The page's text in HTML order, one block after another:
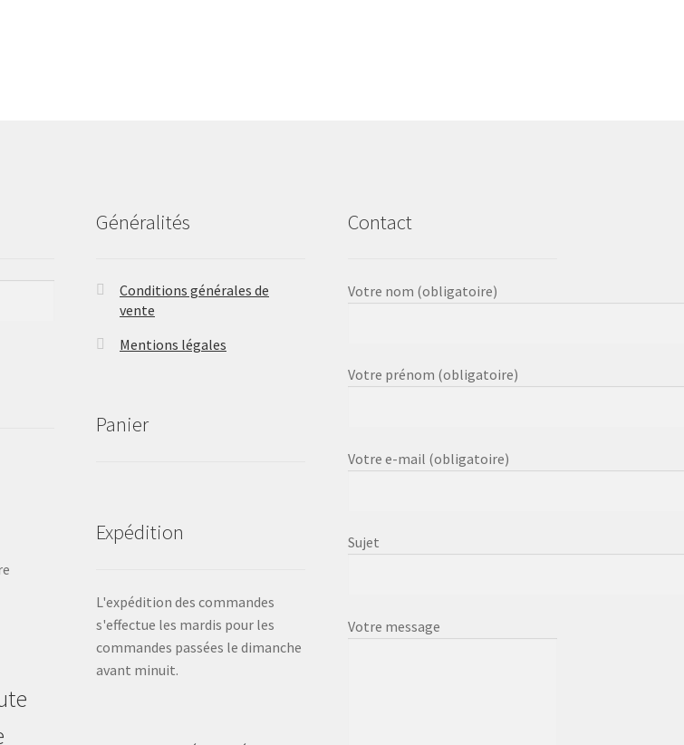
Généralités
Conditions générales de
vente
Mentions légales
Panier
Expédition
L'expédition des commandes
s'effectue les mardis pour les
commandes passées le dimanche
avant minuit.
Contact
Votre nom (obligatoire)
Votre prénom (obligatoire)
Votre e-mail (obligatoire)
Sujet
Votre message